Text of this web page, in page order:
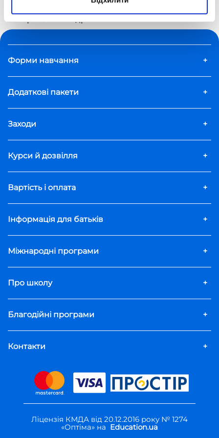
Валерія Олександрівна
Форми навчання +
Додаткові пакети +
Заходи +
Курси й дозвілля +
Вартість і оплата +
Інформація для батьків +
Міжнародні програми +
Про школу +
Благодійні програми +
Контакти +
Ліцензія КМДА від 20.12.2016 року № 1274
«Оптіма» на Education.ua